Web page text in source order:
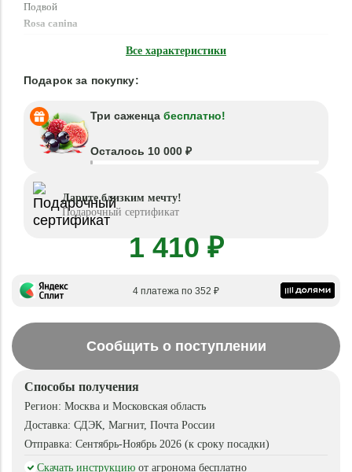
Подвой
Rosa canina
Все характеристики
Подарок за покупку:
Три саженца бесплатно!
Осталось 10 000 ₽
Дарите близким мечту!
Подарочный сертификат
1 410 ₽
4 платежа по 352 ₽
Сообщить о поступлении
Способы получения
Регион: Москва и Московская область
Доставка: СДЭК, Магнит, Почта России
Отправка: Сентябрь-Ноябрь 2026 (к сроку посадки)
Скачать инструкцию от агронома бесплатно